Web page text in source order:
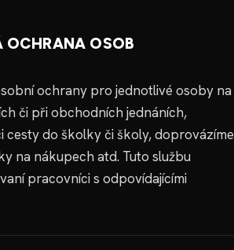
OCHRANA OSOB
ochrany pro jednotlivé osoby na
či při obchodních jednáních,
cesty do školky či školy, doprovázíme
na nákupech atd. Tuto službu
pracovníci s odpovídajícími